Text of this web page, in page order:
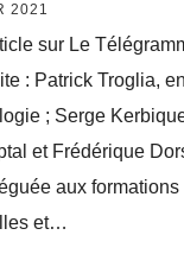
2021
sur Le
: Patrick Troglia,
; Serge
et Frédérique
aux formations
et…